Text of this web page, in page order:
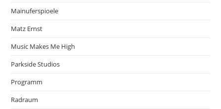
Mainuferspioele
Matz Ernst
Music Makes Me High
Parkside Studios
Programm
Radraum